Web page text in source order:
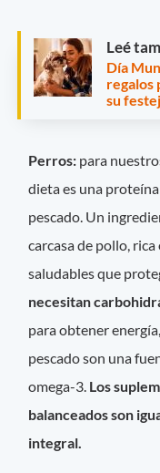
Leé
Día
regalos
su
Perros: para
dieta es una
pescado. Un
carcasa de pollo,
saludables que
necesitan
para obtener
pescado son una
omega-3. Los
balanceados son
integral.